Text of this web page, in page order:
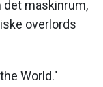
det maskinrum,
overlords
World."